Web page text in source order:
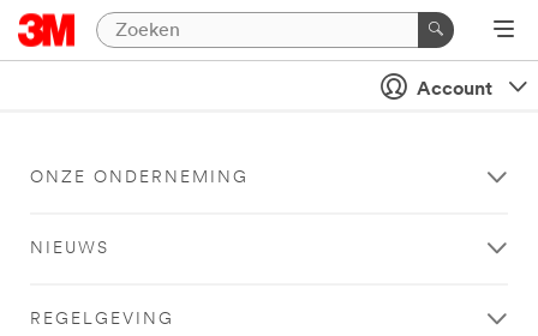
Account
ONZE ONDERNEMING
NIEUWS
REGELGEVING